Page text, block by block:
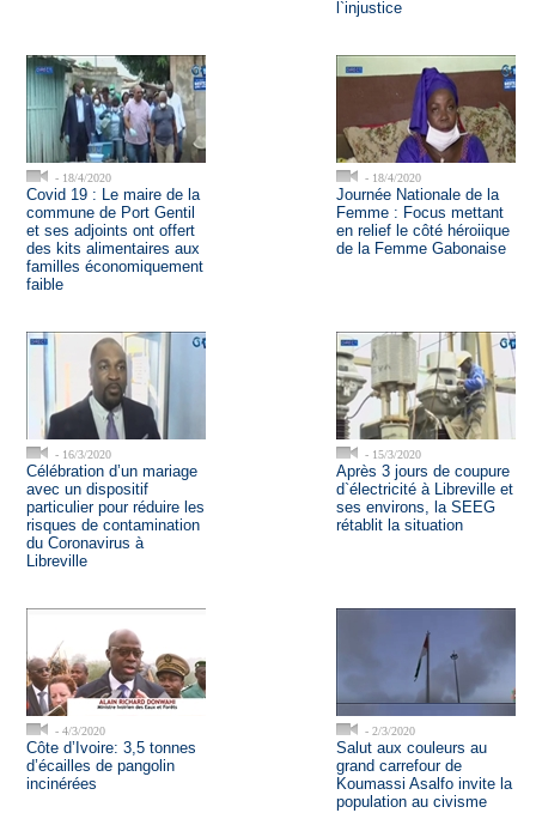
l`injustice
- 18/4/2020
Covid 19 : Le maire de la
commune de Port Gentil
et ses adjoints ont offert
des kits alimentaires aux
familles économiquement
faible
- 18/4/2020
Journée Nationale de la
Femme : Focus mettant
en relief le côté héroiique
de la Femme Gabonaise
- 16/3/2020
Célébration d’un mariage
avec un dispositif
particulier pour réduire les
risques de contamination
du Coronavirus à
Libreville
- 15/3/2020
Après 3 jours de coupure
d`électricité à Libreville et
ses environs, la SEEG
rétablit la situation
- 4/3/2020
Côte d’Ivoire: 3,5 tonnes
d’écailles de pangolin
incinérées
- 2/3/2020
Salut aux couleurs au
grand carrefour de
Koumassi Asalfo invite la
population au civisme